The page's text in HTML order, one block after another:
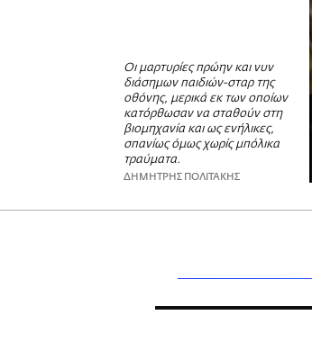
Οι μαρτυρίες πρώην και νυν
διάσημων παιδιών-σταρ της
οθόνης, μερικά εκ των οποίων
κατόρθωσαν να σταθούν στη
βιομηχανία και ως ενήλικες,
σπανίως όμως χωρίς μπόλικα
τραύματα.
ΔΗΜΗΤΡΗΣ ΠΟΛΙΤΑΚΗΣ